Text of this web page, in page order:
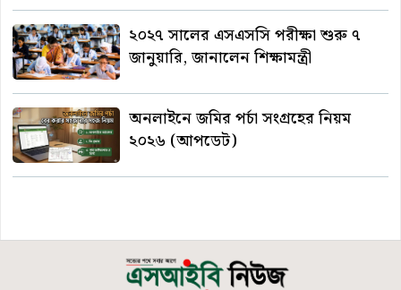
২০২৭ সালের এসএসসি পরীক্ষা শুরু ৭
জানুয়ারি, জানালেন শিক্ষামন্ত্রী
অনলাইনে জমির পর্চা সংগ্রহের নিয়ম
২০২৬ (আপডেট)